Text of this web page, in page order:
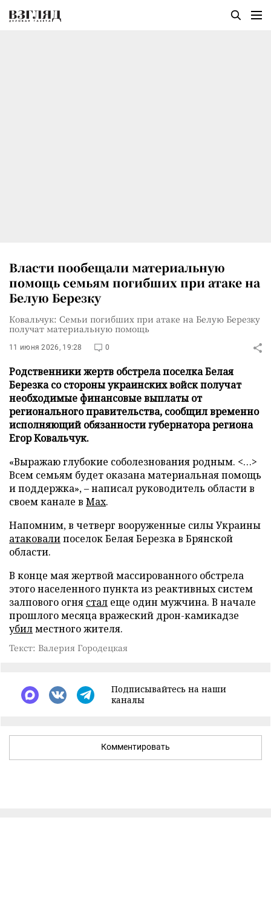
Власти пообещали материальную
помощь семьям погибших при атаке на
Белую Березку
Ковальчук: Семьи погибших при атаке на Белую Березку
получат материальную помощь
11 июня 2026, 19:28 0
Родственники жертв обстрела поселка Белая
Березка со стороны украинских войск получат
необходимые финансовые выплаты от
регионального правительства, сообщил временно
исполняющий обязанности губернатора региона
Егор Ковальчук.
«Выражаю глубокие соболезнования родным. <…>
Всем семьям будет оказана материальная помощь
и поддержка», – написал руководитель области в
своем канале в Max.
Напомним, в четверг вооруженные силы Украины
атаковалипоселок Белая Березка в Брянской
области.
В конце мая жертвой массированного обстрела
этого населенного пункта из реактивных систем
залпового огня стал еще один мужчина. В начале
прошлого месяца вражеский дрон-камикадзе
убилместного жителя.
Текст: Валерия Городецкая
Подписывайтесь на наши
каналы
Комментировать